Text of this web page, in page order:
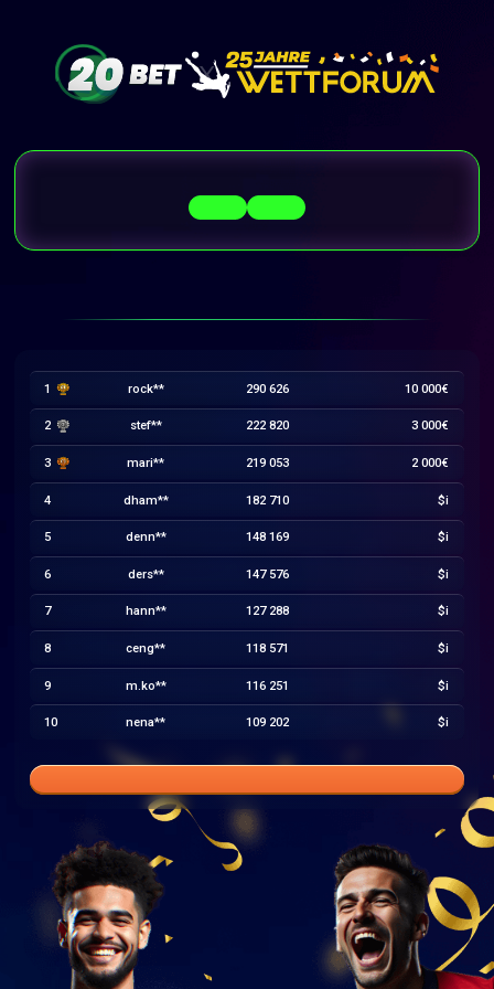
1 rock** 290 626 10 000€
2 stef** 222 820 3 000€
3 mari** 219 053 2 000€
4 dham** 182 710 $i
5 denn** 148 169 $i
6 ders** 147 576 $i
7 hann** 127 288 $i
8 ceng** 118 571 $i
9 m.ko** 116 251 $i
10 nena** 109 202 $i